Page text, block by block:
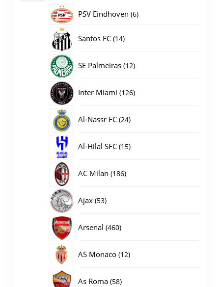
producten
PSV Eindhoven 66
Santos FC 1414
SE Palmeiras 1212
Inter Miami 126126
Al-Nassr FC 2424
Al-Hilal SFC 1515
AC Milan 186186
Ajax 5353
Arsenal 460460
AS Monaco 1212
As Roma 5858